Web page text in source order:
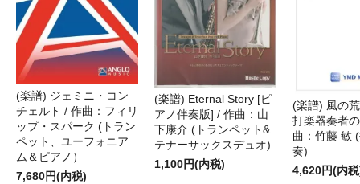
(楽譜) ジェミニ・コン
チェルト / 作曲：フィリ
ップ・スパーク (トラン
ペット、ユーフォニア
ム＆ピアノ）
7,680円(内税)
(楽譜) Eternal Story [ピ
アノ伴奏版] / 作曲：山
下康介 (トランペット&
テナーサックスデュオ)
1,100円(内税)
(楽譜) 風の
打楽器奏者
曲：竹藤 敏
奏)
4,620円(内